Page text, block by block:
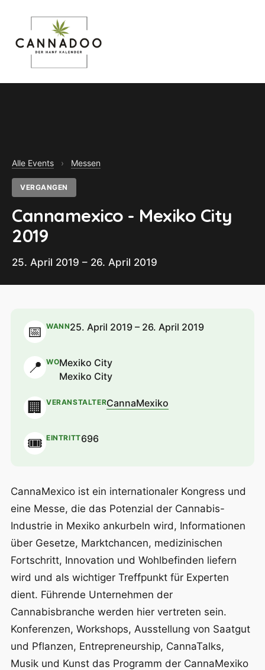
Alle Events › Messen
VERGANGEN
Cannamexico - Mexiko City
2019
25. April 2019 – 26. April 2019
📅 WANN25. April 2019 – 26. April 2019
📍 WOMexiko City
Mexiko City
🏢 VERANSTALTERCannaMexiko
🎟 EINTRITT696
CannaMexico ist ein internationaler Kongress und
eine Messe, die das Potenzial der Cannabis-
Industrie in Mexiko ankurbeln wird, Informationen
über Gesetze, Marktchancen, medizinischen
Fortschritt, Innovation und Wohlbefinden liefern
wird und als wichtiger Treffpunkt für Experten
dient. Führende Unternehmen der
Cannabisbranche werden hier vertreten sein.
Konferenzen, Workshops, Ausstellung von Saatgut
und Pflanzen, Entrepreneurship, CannaTalks,
Musik und Kunst das Programm der CannaMexiko